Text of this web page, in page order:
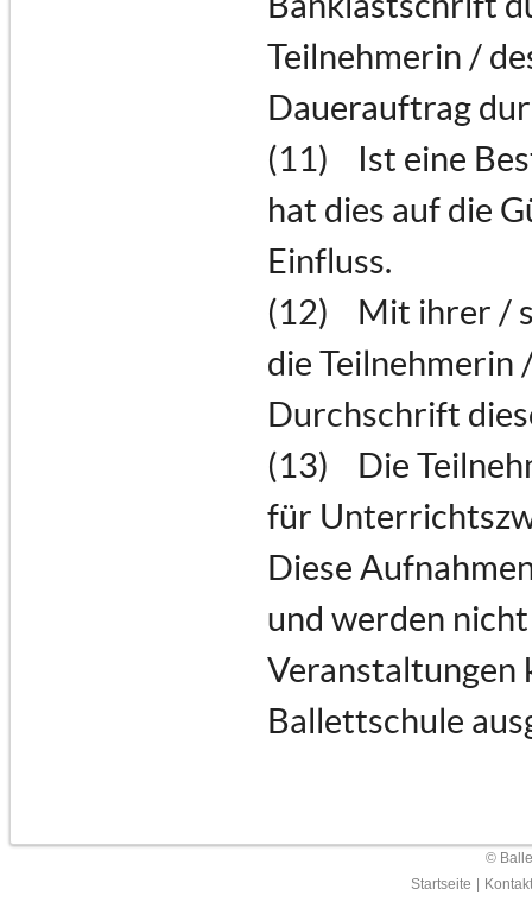
Teilnehmerin /
Dauerauftrag
(11) Ist eine
hat dies auf die
Einfluss.
(12) Mit ihrer /
die Teilnehmerin
Durchschrift
(13) Die
für
Diese
und werden
Veranstaltungen
Ballettschule
©
Startseite
Kontakt